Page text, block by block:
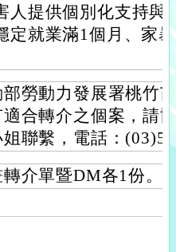
人提供個別化支持與
定就業滿1個月、家
勞動力發展署桃竹
合轉介之個案，請
聯繫，電話：
介單暨DM各1份。